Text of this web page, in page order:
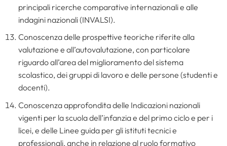
principali ricerche comparative internazionali e alle
indagini nazionali (INVALSI).
Conoscenza delle prospettive teoriche riferite alla
valutazione e all’autovalutazione, con particolare
riguardo all’area del miglioramento del sistema
scolastico, dei gruppi di lavoro e delle persone (studenti e
docenti).
Conoscenza approfondita delle Indicazioni nazionali
vigenti per la scuola dell’infanzia e del primo ciclo e per i
licei, e delle Linee guida per gli istituti tecnici e
professionali, anche in relazione al ruolo formativo